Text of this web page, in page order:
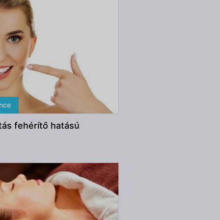
fehérítő hatású